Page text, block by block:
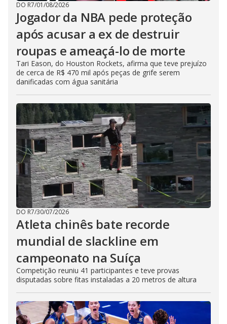
DO R7/01/08/2026
Jogador da NBA pede proteção
após acusar a ex de destruir
roupas e ameaçá-lo de morte
Tari Eason, do Houston Rockets, afirma que teve prejuízo
de cerca de R$ 470 mil após peças de grife serem
danificadas com água sanitária
DO R7/30/07/2026
Atleta chinês bate recorde
mundial de slackline em
campeonato na Suíça
Competição reuniu 41 participantes e teve provas
disputadas sobre fitas instaladas a 20 metros de altura